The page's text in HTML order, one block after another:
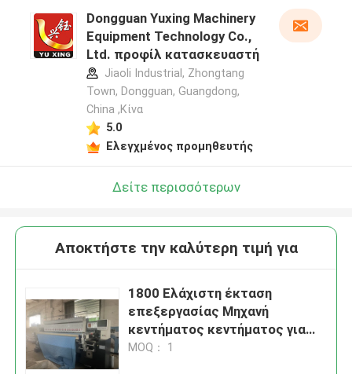
Dongguan Yuxing Machinery
Equipment Technology Co.,
Ltd. προφίλ κατασκευαστή
Jiaoli Industrial, Zhongtang
Town, Dongguan, Guangdong,
China ,Κίνα
5.0
Ελεγχμένος προμηθευτής
Δείτε περισσότερων
Αποκτήστε την καλύτερη τιμή για
1800 Ελάχιστη έκταση
επεξεργασίας Μηχανή
κεντήματος κεντήματος για
μεσαία υφάσματα
MOQ： 1